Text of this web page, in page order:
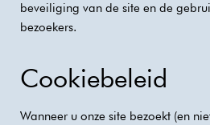
beveiliging van de site en de
bezoekers.
Cookiebeleid
Wanneer u onze site bezoekt (en